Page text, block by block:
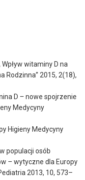
witaminy D na
Rodzinna” 2015, 2(18),
D – nowe spojrzenie
Medycyny
Higieny Medycyny
populacji osób
– wytyczne dla Europy
2013, 10, 573–